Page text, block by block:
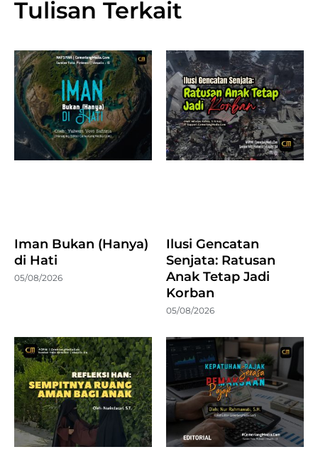
Tulisan Terkait
Iman Bukan (Hanya)
di Hati
05/08/2026
Ilusi Gencatan
Senjata: Ratusan
Anak Tetap Jadi
Korban
05/08/2026